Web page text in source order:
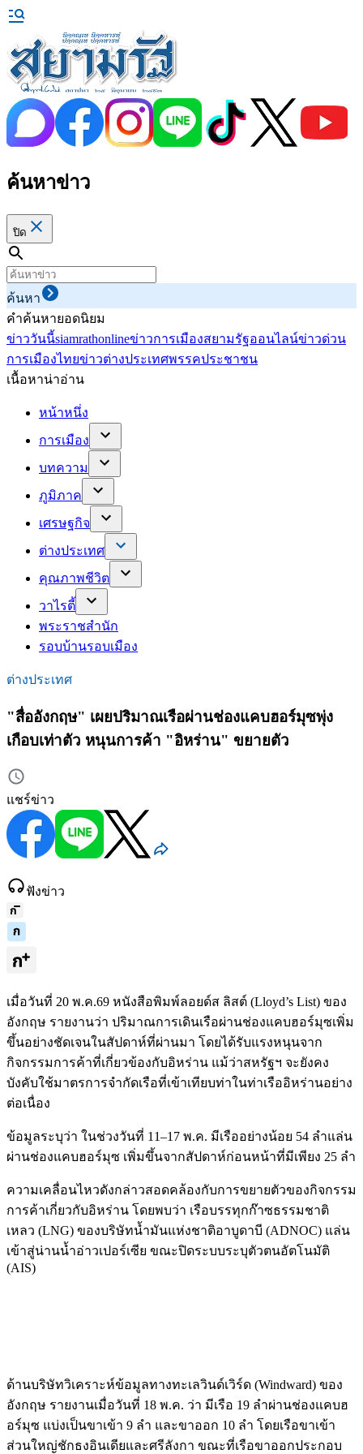
ค้นหาข่าว
ปิด
ค้นหา
คำค้นหายอดนิยม
ข่าววันนี้siamrathonlineข่าวการเมืองสยามรัฐออนไลน์ข่าวด่วน
การเมืองไทยข่าวต่างประเทศพรรคประชาชน
เนื้อหาน่าอ่าน
หน้าหนึ่ง
การเมือง
บทความ
ภูมิภาค
เศรษฐกิจ
ต่างประเทศ
คุณภาพชีวิต
วาไรตี้
พระราชสำนัก
รอบบ้านรอบเมือง
ต่างประเทศ
"สื่ออังกฤษ" เผยปริมาณเรือผ่านช่องแคบฮอร์มุซพุ่ง
เกือบเท่าตัว หนุนการค้า "อิหร่าน" ขยายตัว
แชร์ข่าว
ฟังข่าว
เมื่อวันที่ 20 พ.ค.69 หนังสือพิมพ์ลอยด์ส ลิสต์ (Lloyd’s List) ของ
อังกฤษ รายงานว่า ปริมาณการเดินเรือผ่านช่องแคบฮอร์มุซเพิ่ม
ขึ้นอย่างชัดเจนในสัปดาห์ที่ผ่านมา โดยได้รับแรงหนุนจาก
กิจกรรมการค้าที่เกี่ยวข้องกับอิหร่าน แม้ว่าสหรัฐฯ จะยังคง
บังคับใช้มาตรการจำกัดเรือที่เข้าเทียบท่าในท่าเรืออิหร่านอย่าง
ต่อเนื่อง
ข้อมูลระบุว่า ในช่วงวันที่ 11–17 พ.ค. มีเรืออย่างน้อย 54 ลำแล่น
ผ่านช่องแคบฮอร์มุซ เพิ่มขึ้นจากสัปดาห์ก่อนหน้าที่มีเพียง 25 ลำ
ความเคลื่อนไหวดังกล่าวสอดคล้องกับการขยายตัวของกิจกรรม
การค้าเกี่ยวกับอิหร่าน โดยพบว่า เรือบรรทุกก๊าซธรรมชาติ
เหลว (LNG) ของบริษัทน้ำมันแห่งชาติอาบูดาบี (ADNOC) แล่น
เข้าสู่น่านน้ำอ่าวเปอร์เซีย ขณะปิดระบบระบุตัวตนอัตโนมัติ
(AIS)
ด้านบริษัทวิเคราะห์ข้อมูลทางทะเลวินด์เวิร์ด (Windward) ของ
อังกฤษ รายงานเมื่อวันที่ 18 พ.ค. ว่า มีเรือ 19 ลำผ่านช่องแคบฮ
อร์มุซ แบ่งเป็นขาเข้า 9 ลำ และขาออก 10 ลำ โดยเรือขาเข้า
ส่วนใหญ่ชักธงอินเดียและศรีลังกา ขณะที่เรือขาออกประกอบ